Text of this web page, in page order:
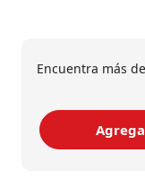
Encuentra más